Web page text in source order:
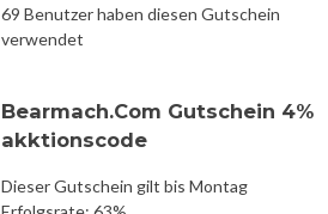
69 Benutzer haben diesen Gutschein
verwendet
Bearmach.Com Gutschein 4%
akktionscode
Dieser Gutschein gilt bis Montag